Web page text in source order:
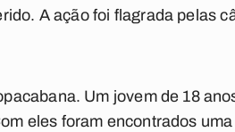
A ação foi flagrada pelas
Um jovem de 18
eles foram encontrados